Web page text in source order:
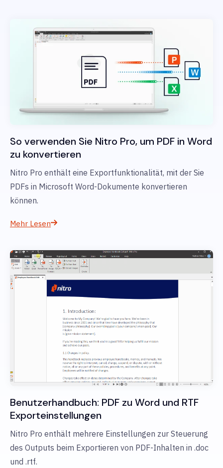
So verwenden Sie Nitro Pro, um PDF in Word
zu konvertieren
Nitro Pro enthält eine Exportfunktionalität, mit der Sie
PDFs in Microsoft Word-Dokumente konvertieren
können.
Mehr Lesen
Benutzerhandbuch: PDF zu Word und RTF
Exporteinstellungen
Nitro Pro enthält mehrere Einstellungen zur Steuerung
des Outputs beim Exportieren von PDF-Inhalten in .doc
und .rtf.